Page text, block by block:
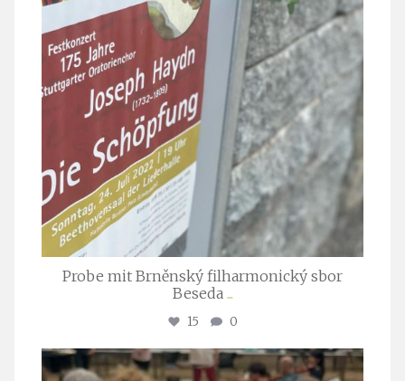
Probe mit Brněnský filharmonický sbor
Beseda ...
15 0
stuttgarter_oratorienchor
Juli 23